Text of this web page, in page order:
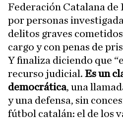
Federación Catalana
por personas
delitos graves
cargo y con penas de
Y finaliza diciendo que
recurso judicial. Es un
democrática, una
y una defensa, sin
fútbol catalán: el de los